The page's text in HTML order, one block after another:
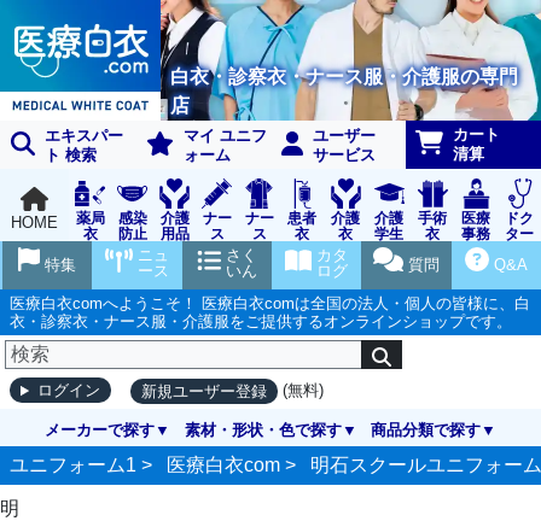
白衣・診察衣・ナース服・介護服の専門
店
エキスパー
ト 検索
マイ ユニフ
ォーム
ユーザー
サービス
カート
清算
HOME
薬局
衣
感染
防止
用品
介護
用品
ナー
ス
グッ
ズ
ナー
ス
ウェ
ア
患者
衣
介護
衣
介護
学生
実習
衣
手術
衣
医療
事務
受付
ドク
ター
ア
Q&A
質問
カタ
ログ
さく
いん
ニュ
ース
特集
医療白衣comへようこそ！ 医療白衣comは全国の法人・個人の皆様に、白
衣・診察衣・ナース服・介護服をご提供するオンラインショップです。
ログイン 新規ユーザー登録 (無料)
メーカーで探す 素材・形状・色で探す 商品分類で探す
ユニフォーム1 > 医療白衣com > 明石スクールユニフォー
明